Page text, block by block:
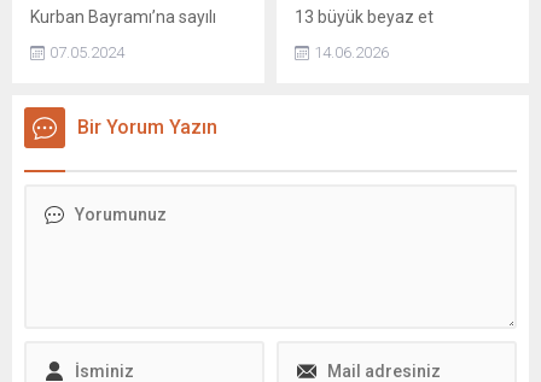
Kurban Bayramı’na sayılı
fiyatları belli olmaya başladı.
kurbanlıkların illere göre
ortalama fiyatları belli oldu.
kilogram fiyatının 280 ila
07.05.2024
13 büyük beyaz et
Şirketlerin ticari faaliyetleri
14.06.2026
Bir Yorum Yazın